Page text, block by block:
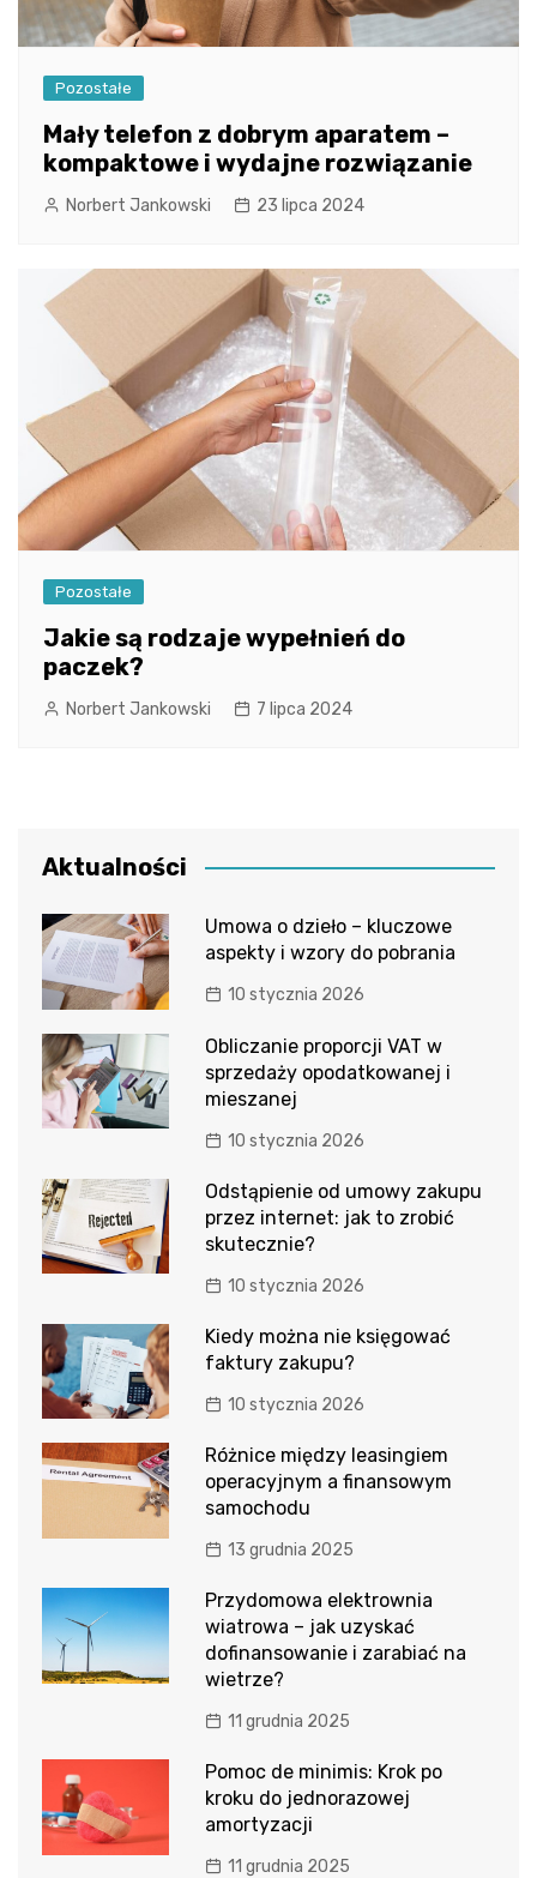
Pozostałe
Mały telefon z dobrym aparatem –
kompaktowe i wydajne rozwiązanie
Norbert Jankowski 23 lipca 2024
Pozostałe
Jakie są rodzaje wypełnień do
paczek?
Norbert Jankowski 7 lipca 2024
Aktualności
Umowa o dzieło – kluczowe
aspekty i wzory do pobrania
10 stycznia 2026
Obliczanie proporcji VAT w
sprzedaży opodatkowanej i
mieszanej
10 stycznia 2026
Odstąpienie od umowy zakupu
przez internet: jak to zrobić
skutecznie?
10 stycznia 2026
Kiedy można nie księgować
faktury zakupu?
10 stycznia 2026
Różnice między leasingiem
operacyjnym a finansowym
samochodu
13 grudnia 2025
Przydomowa elektrownia
wiatrowa – jak uzyskać
dofinansowanie i zarabiać na
wietrze?
11 grudnia 2025
Pomoc de minimis: Krok po
kroku do jednorazowej
amortyzacji
11 grudnia 2025